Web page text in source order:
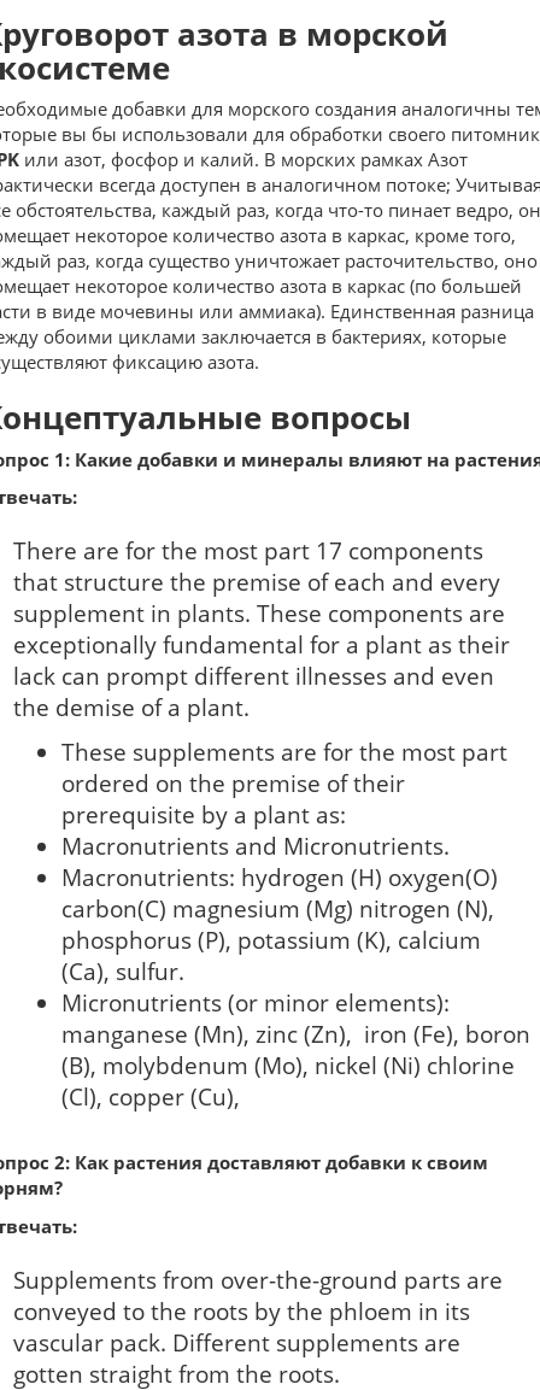
азота в морской
добавки для морского создания аналогичны
вы бы использовали для обработки своего
или азот, фосфор и калий. В морских рамках Азот
всегда доступен в аналогичном потоке;
обстоятельства, каждый раз, когда что-то пинает ведро,
некоторое количество азота в каркас, кроме того,
раз, когда существо уничтожает расточительство, оно
некоторое количество азота в каркас (по большей
в виде мочевины или аммиака). Единственная разница
обоими циклами заключается в бактериях, которые
фиксацию азота.
вопросы
1: Какие добавки и минералы влияют на
There are for the most part 17 components
that structure the premise of each and every
supplement in plants. These components are
exceptionally fundamental for a plant as their
lack can prompt different illnesses and even
the demise of a plant.
These supplements are for the most part
ordered on the premise of their
prerequisite by a plant as:
Macronutrients and Micronutrients.
Macronutrients: hydrogen (H) oxygen(O)
carbon(C) magnesium (Mg) nitrogen (N),
phosphorus (P), potassium (K), calcium
(Ca), sulfur.
Micronutrients (or minor elements):
manganese (Mn), zinc (Zn), iron (Fe), boron
(B), molybdenum (Mo), nickel (Ni) chlorine
(Cl), copper (Cu),
2: Как растения доставляют добавки к своим
Supplements from over-the-ground parts are
conveyed to the roots by the phloem in its
vascular pack. Different supplements are
gotten straight from the roots.